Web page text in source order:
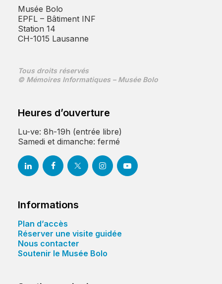
Musée Bolo
EPFL – Bâtiment INF
Station 14
CH-1015 Lausanne
Tous droits réservés
© Mémoires Informatiques – Musée Bolo
Heures d’ouverture
Lu-ve: 8h-19h (entrée libre)
Samedi et dimanche: fermé
Informations
Plan d’accès
Réserver une visite guidée
Nous contacter
Soutenir le Musée Bolo